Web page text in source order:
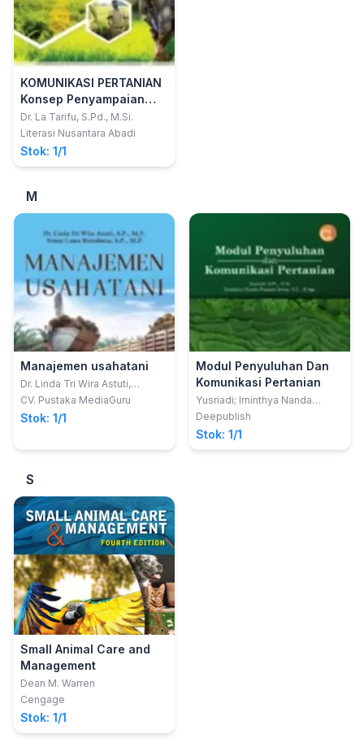
KOMUNIKASI PERTANIAN
Konsep Penyampaian
Pesan dan Penyuluhan
Dr. La Tarifu, S.Pd., M.Si.
Literasi Nusantara Abadi
Stok: 1/1
M
Manajemen usahatani
Dr. Linda Tri Wira Astuti,
S.P.,MP.; Yenny Laura
CV. Pustaka MediaGuru
Stok: 1/1
Modul Penyuluhan Dan
Komunikasi Pertanian
Yusriadi; Irninthya Nanda
Pratami Irwan
Deepublish
Stok: 1/1
S
Small Animal Care and
Management
Dean M. Warren
Cengage
Stok: 1/1